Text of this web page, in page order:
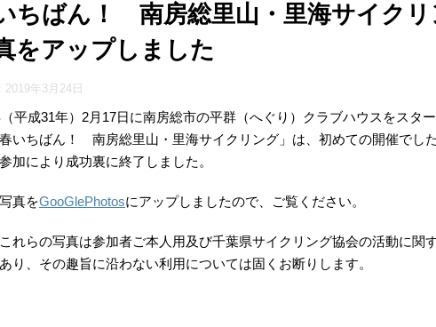
ちばん！ 南房総里山・里海サイクリ
をアップしました
2019年3月24日
平成31年）2月17日に南房総市の平群（へぐり）クラブハウスをスタ
いちばん！ 南房総里山・里海サイクリング」は、初めての開催でし
加により成功裏に終了しました。
真をGooGlePhotosにアップしましたので、ご覧ください。
れらの写真は参加者ご本人用及び千葉県サイクリング協会の活動に関
り、その趣旨に沿わない利用については固くお断りします。